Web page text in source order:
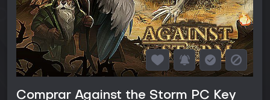
Comprar Against the Storm PC Key